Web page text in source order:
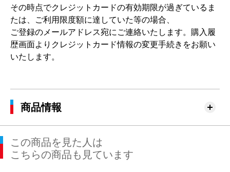
その時点でクレジットカードの有効期限が過ぎているま
たは、ご利用限度額に達していた等の場合、
ご登録のメールアドレス宛にご連絡いたします。購入履
歴画面よりクレジットカード情報の変更手続きをお願い
いたします。
商品情報
この商品を見た人は
こちらの商品も見ています